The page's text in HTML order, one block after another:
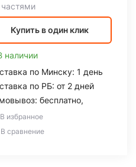
частями
Купить в один клик
наличии
по Минску: 1 день
по РБ: от 2 дней
бесплатно,
В избранное
В сравнение